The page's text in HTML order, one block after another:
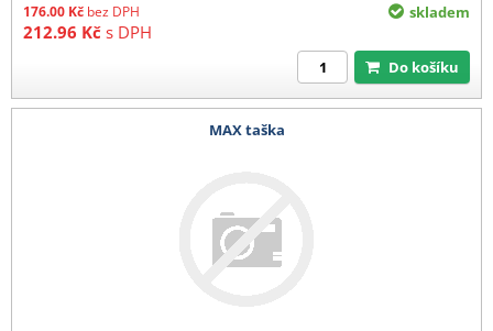
176.00 Kč bez DPH
212.96 Kč s DPH
skladem
Do košíku
MAX taška